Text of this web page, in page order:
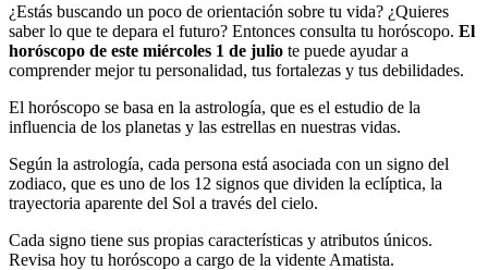
¿Estás buscando un poco de orientación sobre tu vida? ¿Quieres
saber lo que te depara el futuro? Entonces consulta tu horóscopo. El
horóscopo de este miércoles 1 de julio te puede ayudar a
comprender mejor tu personalidad, tus fortalezas y tus debilidades.
El horóscopo se basa en la astrología, que es el estudio de la
influencia de los planetas y las estrellas en nuestras vidas.
Según la astrología, cada persona está asociada con un signo del
zodiaco, que es uno de los 12 signos que dividen la eclíptica, la
trayectoria aparente del Sol a través del cielo.
Cada signo tiene sus propias características y atributos únicos.
Revisa hoy tu horóscopo a cargo de la vidente Amatista.